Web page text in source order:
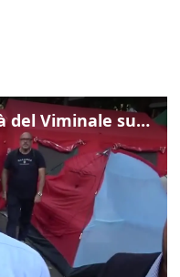
Gualtieri: "Responsabilità del Viminale su Spin Time? La posizione dei partiti è nota"